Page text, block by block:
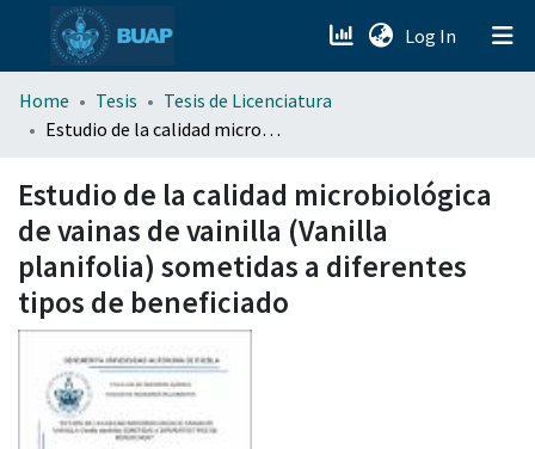
Log In (current)
menu.section.about_menu
Home Tesis
Tesis de Licenciatura
Estudio de la calidad microbiológica de vainas de vainilla (Vanilla planifolia) sometidas a diferentes tipos de beneficiado
Estudio de la calidad microbiológica
de vainas de vainilla (Vanilla
planifolia) sometidas a diferentes
tipos de beneficiado